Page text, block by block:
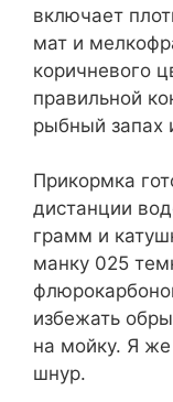
включает
мат и
коричневого
правильной
рыбный запах
Прикормка
дистанции
грамм и
манку 025
избежать
на мойку. Я
шнур.